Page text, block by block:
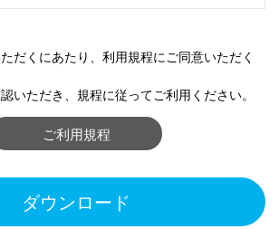
だくにあたり、利用規程にご同意いただく
いただき、規程に従ってご利用ください。
ご利用規程
ダウンロード